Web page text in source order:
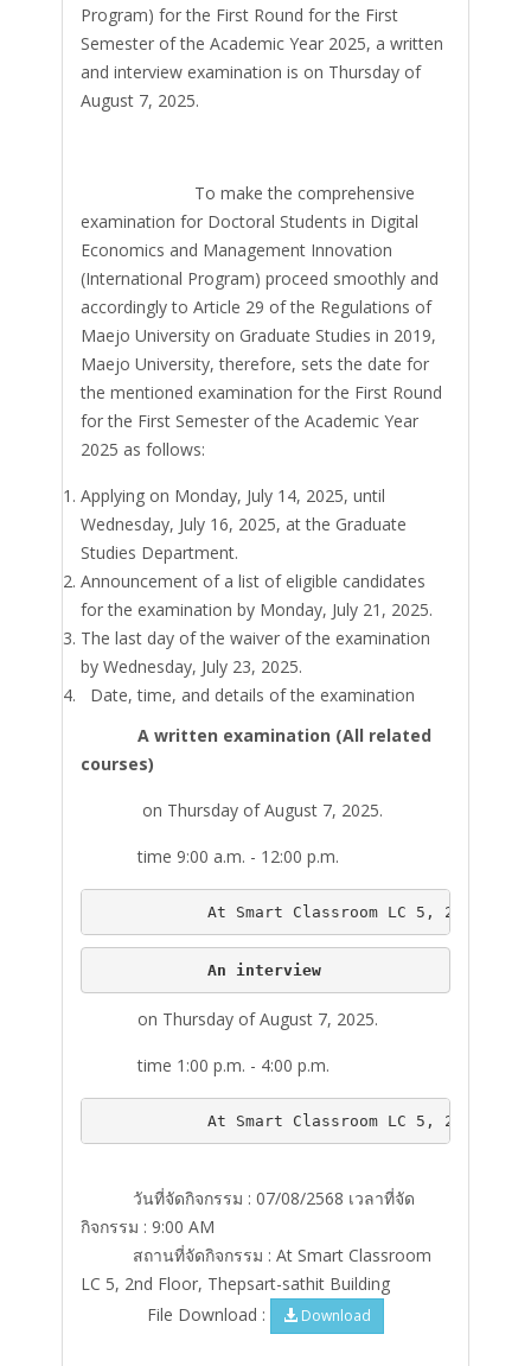
Program) for the First Round for the First
Semester of the Academic Year 2025, a written
and interview examination is on Thursday of
August 7, 2025.
To make the comprehensive
examination for Doctoral Students in Digital
Economics and Management Innovation
(International Program) proceed smoothly and
accordingly to Article 29 of the Regulations of
Maejo University on Graduate Studies in 2019,
Maejo University, therefore, sets the date for
the mentioned examination for the First Round
for the First Semester of the Academic Year
2025 as follows:
Applying on Monday, July 14, 2025, until
Wednesday, July 16, 2025, at the Graduate
Studies Department.
Announcement of a list of eligible candidates
for the examination by Monday, July 21, 2025.
The last day of the waiver of the examination
by Wednesday, July 23, 2025.
Date, time, and details of the examination
A written examination (All related
courses)
on Thursday of August 7, 2025.
time 9:00 a.m. - 12:00 p.m.
At Smart Classroom LC 5, 2nd Floor,
An interview
on Thursday of August 7, 2025.
time 1:00 p.m. - 4:00 p.m.
At Smart Classroom LC 5, 2nd Floor,
วันที่จัดกิจกรรม : 07/08/2568 เวลาที่จัด
กิจกรรม : 9:00 AM
สถานที่จัดกิจกรรม : At Smart Classroom
LC 5, 2nd Floor, Thepsart-sathit Building
File Download :
Download